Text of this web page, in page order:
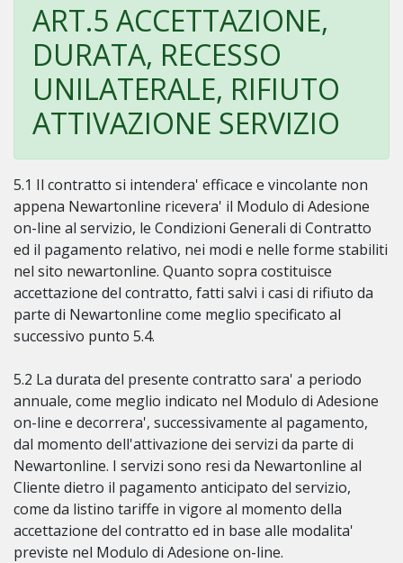
ART.5 ACCETTAZIONE,
DURATA, RECESSO
UNILATERALE, RIFIUTO
ATTIVAZIONE SERVIZIO
5.1 Il contratto si intendera' efficace e vincolante non
appena Newartonline ricevera' il Modulo di Adesione
on-line al servizio, le Condizioni Generali di Contratto
ed il pagamento relativo, nei modi e nelle forme stabiliti
nel sito newartonline. Quanto sopra costituisce
accettazione del contratto, fatti salvi i casi di rifiuto da
parte di Newartonline come meglio specificato al
successivo punto 5.4.
5.2 La durata del presente contratto sara' a periodo
annuale, come meglio indicato nel Modulo di Adesione
on-line e decorrera', successivamente al pagamento,
dal momento dell'attivazione dei servizi da parte di
Newartonline. I servizi sono resi da Newartonline al
Cliente dietro il pagamento anticipato del servizio,
come da listino tariffe in vigore al momento della
accettazione del contratto ed in base alle modalita'
previste nel Modulo di Adesione on-line.